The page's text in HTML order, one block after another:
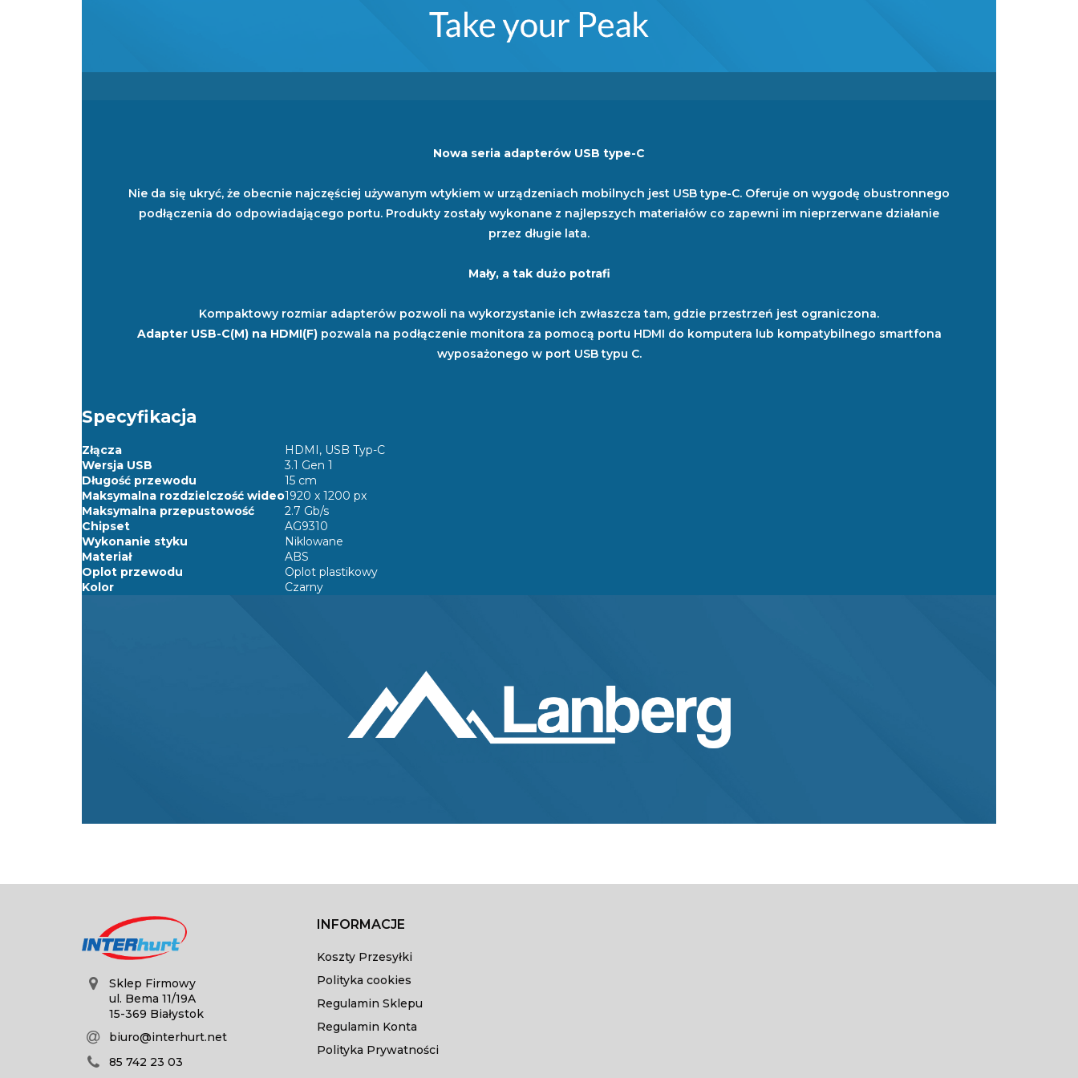
Nowa seria adapterów USB type-C
Nie da się ukryć, że obecnie najczęściej używanym wtykiem w urządzeniach mobilnych jest USB type-C. Oferuje on wygodę obustronnego
podłączenia do odpowiadającego portu. Produkty zostały wykonane z najlepszych materiałów co zapewni im nieprzerwane działanie
przez długie lata.
Mały, a tak dużo potrafi
Kompaktowy rozmiar adapterów pozwoli na wykorzystanie ich zwłaszcza tam, gdzie przestrzeń jest ograniczona.
Adapter USB-C(M) na HDMI(F)pozwala na podłączenie monitora za pomocą portu HDMI do komputera lub kompatybilnego smartfona
wyposażonego w port USB typu C.
Specyfikacja
Złącza
HDMI, USB Typ-C
Wersja USB
3.1 Gen 1
Długość przewodu
15 cm
Maksymalna rozdzielczość wideo1920 x 1200 px
Maksymalna przepustowość
2.7 Gb/s
Chipset
AG9310
Wykonanie styku
Niklowane
Materiał
ABS
Oplot przewodu
Oplot plastikowy
Kolor
Czarny
Sklep Firmowy
ul. Bema 11/19A
15-369 Białystok
biuro@interhurt.net
85 742 23 03
INFORMACJE
Koszty Przesyłki
Polityka cookies
Regulamin Sklepu
Regulamin Konta
Polityka Prywatności